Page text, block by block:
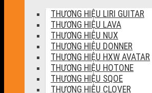
THƯƠNG HIỆU LIRI GUITAR
THƯƠNG HIỆU LAVA
THƯƠNG HIỆU NUX
THƯƠNG HIỆU DONNER
THƯƠNG HIỆU HXW AVATAR
THƯƠNG HIỆU HOTONE
THƯƠNG HIỆU SQOE
THƯƠNG HIỆU CLOVER